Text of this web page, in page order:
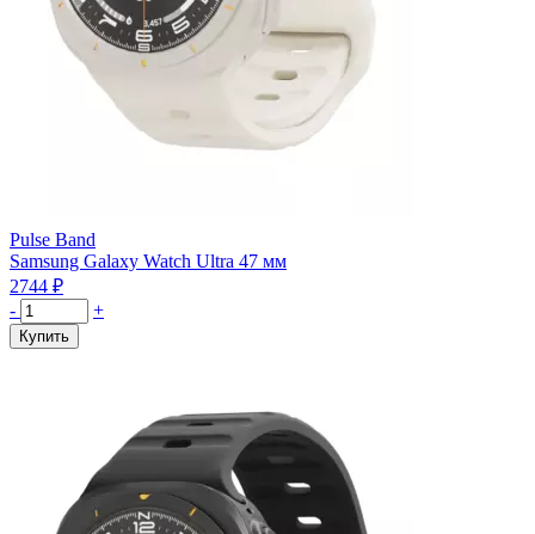
Pulse Band
Samsung Galaxy Watch Ultra 47 мм
2744 ₽
Количество
товара
Ремешок
- +
Купить